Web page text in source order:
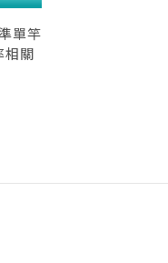
單竿
相關